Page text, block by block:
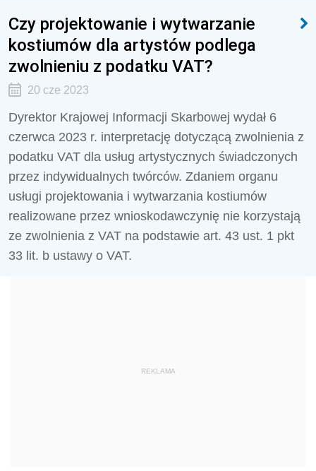
Czy projektowanie i wytwarzanie
kostiumów dla artystów podlega
zwolnieniu z podatku VAT?
20 cze 2023
Dyrektor Krajowej Informacji Skarbowej wydał 6
czerwca 2023 r. interpretację dotyczącą zwolnienia z
podatku VAT dla usług artystycznych świadczonych
przez indywidualnych twórców. Zdaniem organu
usługi projektowania i wytwarzania kostiumów
realizowane przez wnioskodawczynię nie korzystają
ze zwolnienia z VAT na podstawie art. 43 ust. 1 pkt
33 lit. b ustawy o VAT.
REKLAMA